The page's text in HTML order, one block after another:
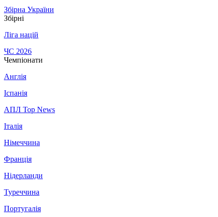
Збірна України
Збірні
Ліга націй
ЧС 2026
Чемпіонати
Англія
Іспанія
АПЛ Top News
Італія
Німеччина
Франція
Нідерланди
Туреччина
Португалія